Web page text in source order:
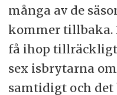
många av de
kommer tillbaka.
få ihop
sex isbrytarna
samtidigt och